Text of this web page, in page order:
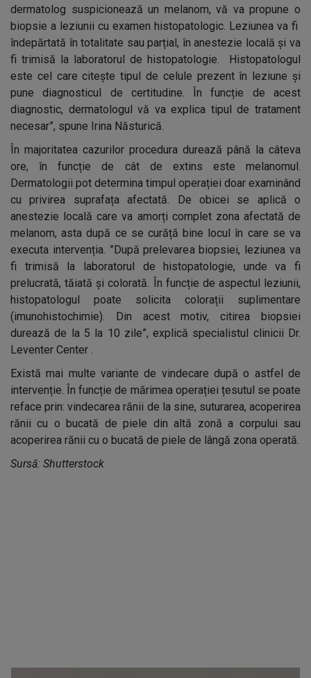
dermatolog suspicionează un melanom, vă va propune o
biopsie a leziunii cu examen histopatologic. Leziunea va fi
îndepărtată în totalitate sau parțial, în anestezie locală și va
fi trimisă la laboratorul de histopatologie. Histopatologul
este cel care citește tipul de celule prezent în leziune și
pune diagnosticul de certitudine. În funcție de acest
diagnostic, dermatologul vă va explica tipul de tratament
necesar”, spune Irina Năsturică.
În majoritatea cazurilor procedura durează până la câteva
ore, în funcție de cât de extins este melanomul.
Dermatologii pot determina timpul operației doar examinând
cu privirea suprafața afectată. De obicei se aplică o
anestezie locală care va amorți complet zona afectată de
melanom, asta după ce se curăță bine locul în care se va
executa intervenția. ”După prelevarea biopsiei, leziunea va
fi trimisă la laboratorul de histopatologie, unde va fi
prelucrată, tăiată și colorată. În funcție de aspectul leziunii,
histopatologul poate solicita colorații suplimentare
(imunohistochimie). Din acest motiv, citirea biopsiei
durează de la 5 la 10 zile”, explică specialistul clinicii Dr.
Leventer Center .
Există mai multe variante de vindecare după o astfel de
intervenție. În funcție de mărimea operației țesutul se poate
reface prin: vindecarea rănii de la sine, suturarea, acoperirea
rănii cu o bucată de piele din altă zonă a corpului sau
acoperirea rănii cu o bucată de piele de lângă zona operată.
Sursă: Shutterstock